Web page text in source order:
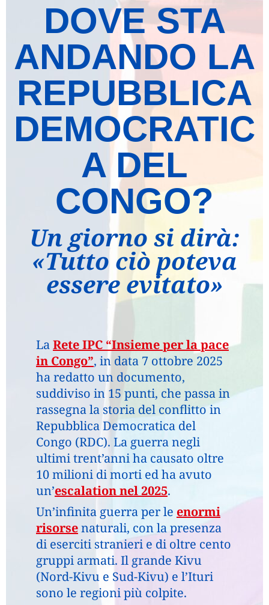
DOVE STA
ANDANDO LA
REPUBBLICA
DEMOCRATIC
A DEL
CONGO?
Un giorno si dirà:
«Tutto ciò poteva
essere evitato»
LaRete IPC “Insieme per la pace
in Congo”, in data 7 ottobre 2025
ha redatto un documento,
suddiviso in 15 punti, che passa in
rassegna la storia del conflitto in
Repubblica Democratica del
Congo (RDC). La guerra negli
ultimi trent’anni ha causato oltre
10 milioni di morti ed ha avuto
un’escalation nel 2025.
Un’infinita guerra per le enormi
risorsenaturali, con la presenza
di eserciti stranieri e di oltre cento
gruppi armati. Il grande Kivu
(Nord-Kivu e Sud-Kivu) e l’Ituri
sono le regioni più colpite.